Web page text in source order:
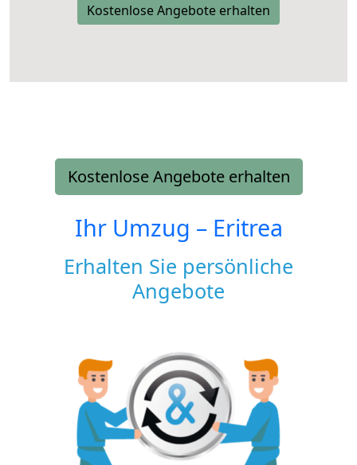
Kostenlose Angebote erhalten
Kostenlose Angebote erhalten
Ihr Umzug – Eritrea
Erhalten Sie persönliche
Angebote